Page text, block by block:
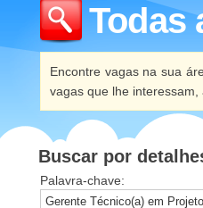
Todas
Encontre vagas na sua
vagas que lhe
Buscar por
Palavra-chave: